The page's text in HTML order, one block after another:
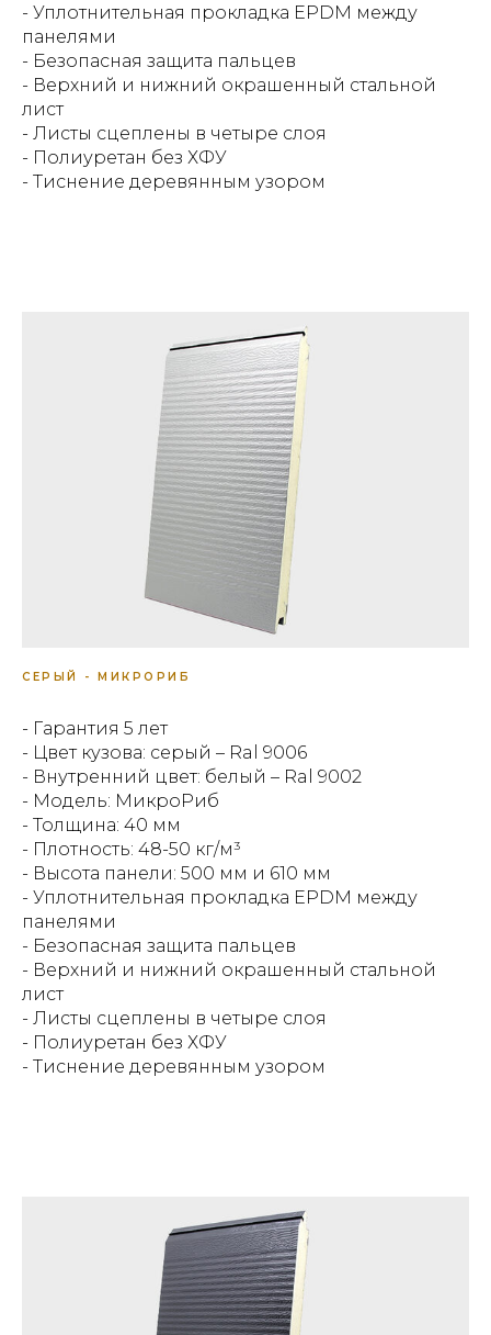
- Уплотнительная прокладка EPDM между
панелями
- Безопасная защита пальцев
- Верхний и нижний окрашенный стальной
лист
- Листы сцеплены в четыре слоя
- Полиуретан без ХФУ
- Тиснение деревянным узором
СЕРЫЙ - МИКРОРИБ
- Гарантия 5 лет
- Цвет кузова: серый – Ral 9006
- Внутренний цвет: белый – Ral 9002
- Модель: МикроРиб
- Толщина: 40 мм
- Плотность: 48-50 кг/м³
- Высота панели: 500 мм и 610 мм
- Уплотнительная прокладка EPDM между
панелями
- Безопасная защита пальцев
- Верхний и нижний окрашенный стальной
лист
- Листы сцеплены в четыре слоя
- Полиуретан без ХФУ
- Тиснение деревянным узором